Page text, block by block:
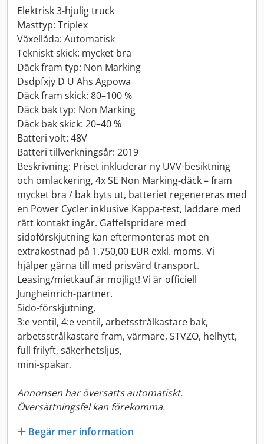
Elektrisk 3-hjulig truck
Masttyp: Triplex
Växellåda: Automatisk
Tekniskt skick: mycket bra
Däck fram typ: Non Marking
Dsdpfxjy D U Ahs Agpowa
Däck fram skick: 80–100 %
Däck bak typ: Non Marking
Däck bak skick: 20–40 %
Batteri volt: 48V
Batteri tillverkningsår: 2019
Beskrivning: Priset inkluderar ny UVV-besiktning
och omlackering, 4x SE Non Marking-däck – fram
mycket bra / bak byts ut, batteriet regenereras med
en Power Cycler inklusive Kappa-test, laddare med
rätt kontakt ingår. Gaffelspridare med
sidoförskjutning kan eftermonteras mot en
extrakostnad på 1.750,00 EUR exkl. moms. Vi
hjälper gärna till med prisvärd transport.
Leasing/mietkauf är möjligt! Vi är officiell
Jungheinrich-partner.
Sido-förskjutning,
3:e ventil, 4:e ventil, arbetsstrålkastare bak,
arbetsstrålkastare fram, värmare, STVZO, helhytt,
full frilyft, säkerhetsljus,
mini-spakar.
Annonsen har översatts automatiskt.
Översättningsfel kan förekomma.
Begär mer information